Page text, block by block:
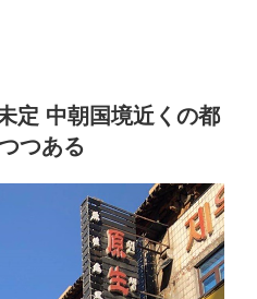
定 中朝国境近くの都
つある